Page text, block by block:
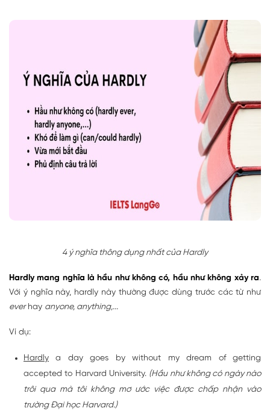
4 ý nghĩa thông dụng nhất của Hardly
Hardly mang nghĩa là hầu như không có, hầu như không xảy ra.
Với ý nghĩa này, hardly này thường được dùng trước các từ như
everhay anyone, anything,...
Ví dụ:
Hardly a day goes by without my dream of getting
accepted to Harvard University. (Hầu như không có ngày nào
trôi qua mà tôi không mơ ước việc được chấp nhận vào
trường Đại học Harvard.)